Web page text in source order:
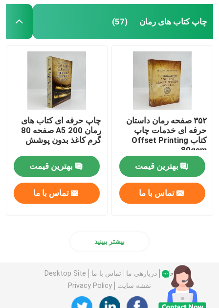
چاپ کتاب های رمان (57)
۳۵۲ صفحه رمان داستان
حرفه ای خدمات چاپ
کتاب Offset Printing
80gsm
بهترین قیمت
تماس با ما
چاپ حرفه ای کتاب های
رمان A5 200 صفحه 80
گرم کاغذ بدون پوشش
بهترین قیمت
تماس با ما
بیشتر ببینید
خانه دربارهی ما تماس با ما
Desktop Site
نقشه سایت
Privacy Policy